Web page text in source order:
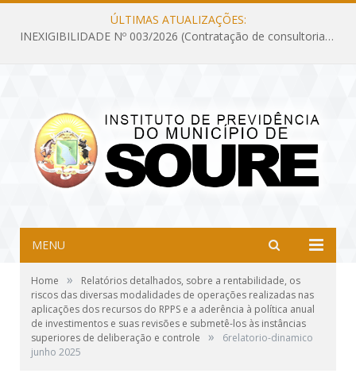
ÚLTIMAS ATUALIZAÇÕES:
INEXIGIBILIDADE Nº 003/2026 (Contratação de consultoria previdenciária com finalidade de obtenção do CRP, confecção dos demonstrativos previdenciários DAIR, DIPR e DPIN, preparar e alimentar o CADPREV, em atendimento às demandas do Instituto de Previdência dos Servidores do Município de Soure – IPSMS, por um período de 10 (dez) meses)
MENU
Home »
Relatórios detalhados, sobre a rentabilidade, os
riscos das diversas modalidades de operações realizadas nas
aplicações dos recursos do RPPS e a aderência à política anual
de investimentos e suas revisões e submetê-los às instâncias
superiores de deliberação e controle
»
6relatorio-dinamico
junho 2025